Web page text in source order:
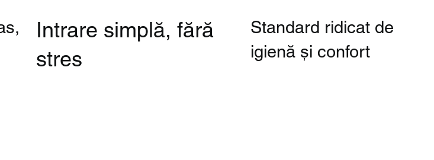
Intrare simplă, fără
stres
Standard ridicat de
igienă și confort